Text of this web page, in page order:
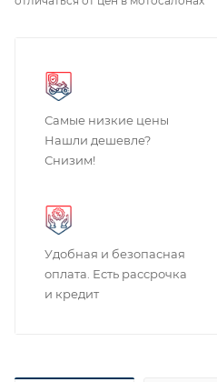
Самые низкие цены
Нашли дешевле?
Снизим!
Удобная и безопасная
оплата. Есть рассрочка
и кредит